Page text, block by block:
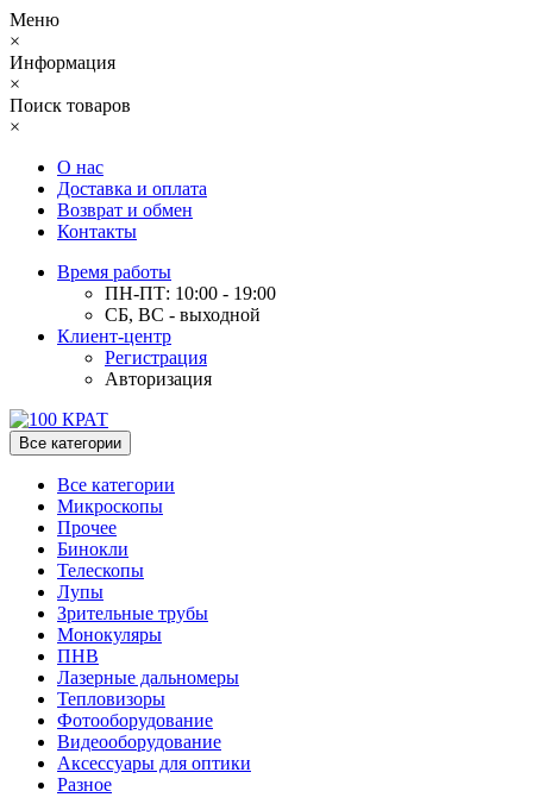
Меню
×
Информация
×
Поиск товаров
×
О нас
Доставка и оплата
Возврат и обмен
Контакты
Время работы
ПН-ПТ: 10:00 - 19:00
СБ, ВС - выходной
Клиент-центр
Регистрация
Авторизация
Все категории
Все категории
Микроскопы
Прочее
Бинокли
Телескопы
Лупы
Зрительные трубы
Монокуляры
ПНВ
Лазерные дальномеры
Тепловизоры
Фотооборудование
Видеооборудование
Аксессуары для оптики
Разное